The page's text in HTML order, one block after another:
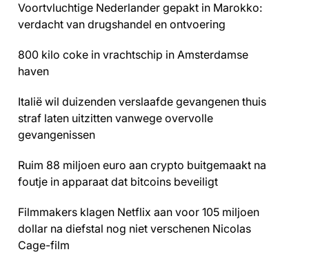
Voortvluchtige Nederlander gepakt in Marokko:
verdacht van drugshandel en ontvoering
800 kilo coke in vrachtschip in Amsterdamse
haven
Italië wil duizenden verslaafde gevangenen thuis
straf laten uitzitten vanwege overvolle
gevangenissen
Ruim 88 miljoen euro aan crypto buitgemaakt na
foutje in apparaat dat bitcoins beveiligt
Filmmakers klagen Netflix aan voor 105 miljoen
dollar na diefstal nog niet verschenen Nicolas
Cage-film